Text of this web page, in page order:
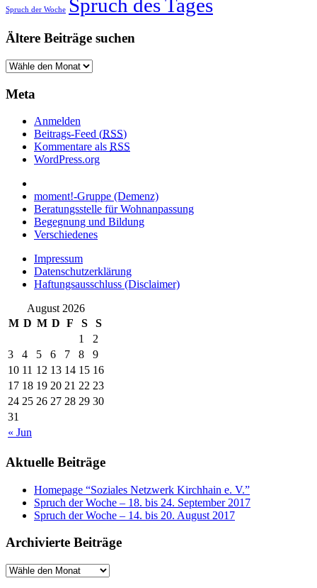
Spruch der Woche Spruch des Tages
Ältere Beiträge suchen
Meta
Anmelden
Beitrags-Feed (RSS)
Kommentare als RSS
WordPress.org
moment!-Gruppe (Demenz)
Beratungsstelle für Wohnanpassung
Begegnung und Bildung
Verschiedenes
Impressum
Datenschutzerklärung
Haftungsausschluss (Disclaimer)
August 2026
M D M D F S S
« Jun
1
2
3
4 5 6 7 8
9
10 11 12 13 14 15 16
17 18 19 20 21 22 23
24 25 26 27 28 29 30
31
Aktuelle Beiträge
Homepage “Soziales Netzwerk Kirchhain e. V.”
Spruch der Woche – 18. bis 24. September 2017
Spruch der Woche – 14. bis 20. August 2017
Archivierte Beiträge